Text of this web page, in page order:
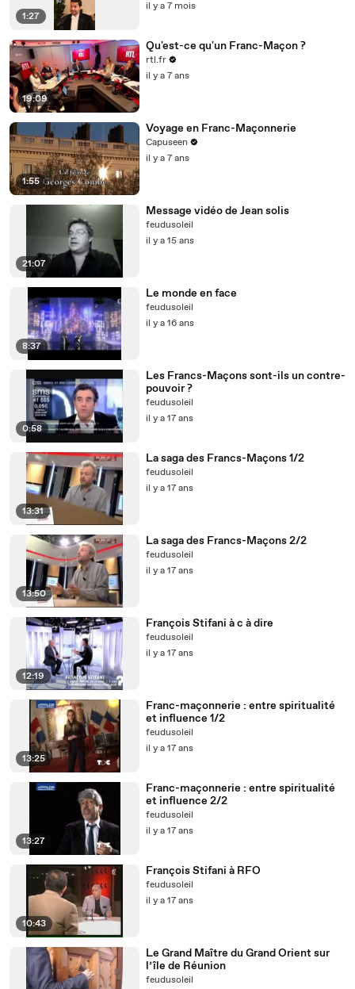
1:27
il y a 7 mois
19:09
Qu'est-ce qu'un Franc-Maçon ?
rtl.fr
il y a 7 ans
1:55
Voyage en Franc-Maçonnerie
Capuseen
il y a 7 ans
21:07
Message vidéo de Jean solis
feudusoleil
il y a 15 ans
8:37
Le monde en face
feudusoleil
il y a 16 ans
0:58
Les Francs-Maçons sont-ils un contre-
pouvoir ?
feudusoleil
il y a 17 ans
13:31
La saga des Francs-Maçons 1/2
feudusoleil
il y a 17 ans
13:50
La saga des Francs-Maçons 2/2
feudusoleil
il y a 17 ans
12:19
François Stifani à c à dire
feudusoleil
il y a 17 ans
13:25
Franc-maçonnerie : entre spiritualité
et influence 1/2
feudusoleil
il y a 17 ans
13:27
Franc-maçonnerie : entre spiritualité
et influence 2/2
feudusoleil
il y a 17 ans
10:43
François Stifani à RFO
feudusoleil
il y a 17 ans
Le Grand Maître du Grand Orient sur
l’île de Réunion
feudusoleil